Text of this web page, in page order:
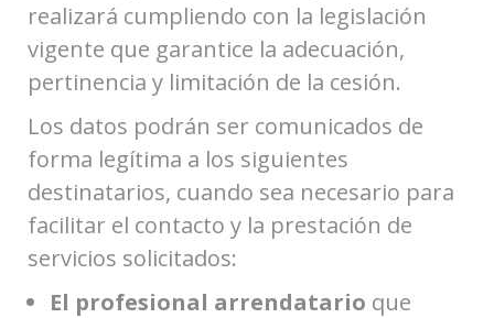
realizará cumpliendo con la legislación
vigente que garantice la adecuación,
pertinencia y limitación de la cesión.
Los datos podrán ser comunicados de
forma legítima a los siguientes
destinatarios, cuando sea necesario para
facilitar el contacto y la prestación de
servicios solicitados:
El profesional arrendatario que